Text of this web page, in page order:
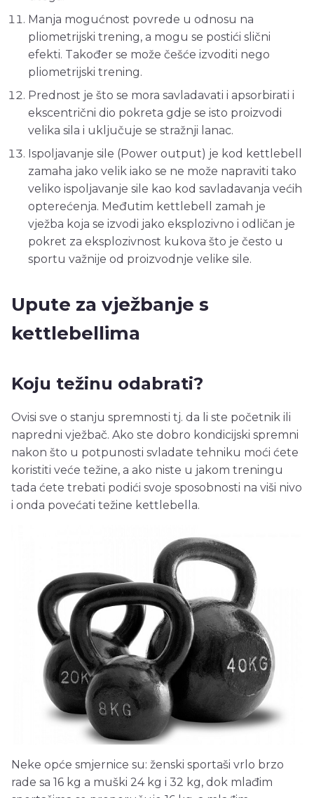
Manja mogućnost povrede u odnosu na
pliometrijski trening, a mogu se postići slični
efekti. Također se može češće izvoditi nego
pliometrijski trening.
Prednost je što se mora savladavati i apsorbirati i
ekscentrični dio pokreta gdje se isto proizvodi
velika sila i uključuje se stražnji lanac.
Ispoljavanje sile (Power output) je kod kettlebell
zamaha jako velik iako se ne može napraviti tako
veliko ispoljavanje sile kao kod savladavanja većih
opterećenja. Međutim kettlebell zamah je
vježba koja se izvodi jako eksplozivno i odličan je
pokret za eksplozivnost kukova što je često u
sportu važnije od proizvodnje velike sile.
Upute za vježbanje s
kettlebellima
Koju težinu odabrati?
Ovisi sve o stanju spremnosti tj. da li ste početnik ili
napredni vježbač. Ako ste dobro kondicijski spremni
nakon što u potpunosti svladate tehniku moći ćete
koristiti veće težine, a ako niste u jakom treningu
tada ćete trebati podići svoje sposobnosti na viši nivo
i onda povećati težine kettlebella.
Neke opće smjernice su: ženski sportaši vrlo brzo
rade sa 16 kg a muški 24 kg i 32 kg, dok mlađim